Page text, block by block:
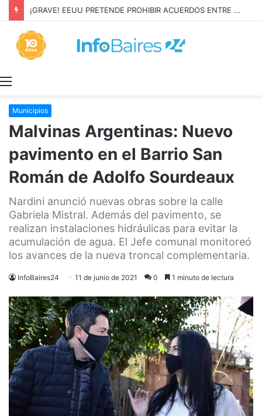
¡GRAVE! EEUU PRETENDE PROHIBIR ACUERDOS ENTRE CHINA Y UNA COOPERATIVA EN NEUQUÉN
Municipios
Malvinas Argentinas: Nuevo
pavimento en el Barrio San
Román de Adolfo Sourdeaux
Nardini anunció nuevas obras sobre la calle
Gabriela Mistral. Además del pavimento, se
realizan instalaciones hidráulicas para evitar la
acumulación de agua. El Jefe comunal monitoreó
los avances de la nueva troncal complementaria.
InfoBaires24 11 de junio de 2021 0 1 minuto de lectura